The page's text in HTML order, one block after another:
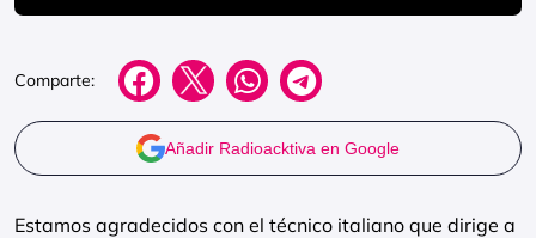
Comparte:
Añadir Radioacktiva en Google
Estamos agradecidos con el técnico italiano que dirige a